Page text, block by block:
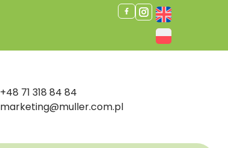
+48 71 318 84 84
marketing@muller.com.pl